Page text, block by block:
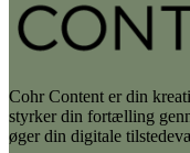
Cohr Content er din
styrker din fortælling
øger din digitale